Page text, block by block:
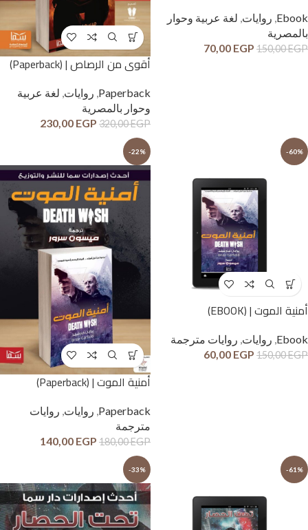
Ebook روايات لغة عربية وحوار
بالمصرية
150,00EGP
70,00 EGP
أقوى من الرصاص | (Paperback)
Paperback
, روايات, لغة عربية
وحوار بالمصرية
320,00EGP
230,00 EGP
-60%
أمنية الموت | (EBOOK)
Ebook
, روايات, روايات مترجمة
150,00EGP
60,00 EGP
-22%
أمنية الموت | (Paperback)
Paperback روايات روايات
مترجمة
180,00EGP
140,00 EGP
-61%
-33%